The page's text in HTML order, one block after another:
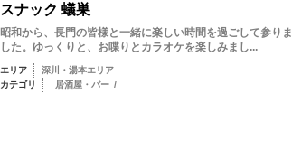
スナック 蟻巣
昭和から、長門の皆様と一緒に楽しい時間を過ごして参りま
した。ゆっくりと、お喋りとカラオケを楽しみまし...
エリア
深川・湯本エリア
カテゴリ
居酒屋・バー /